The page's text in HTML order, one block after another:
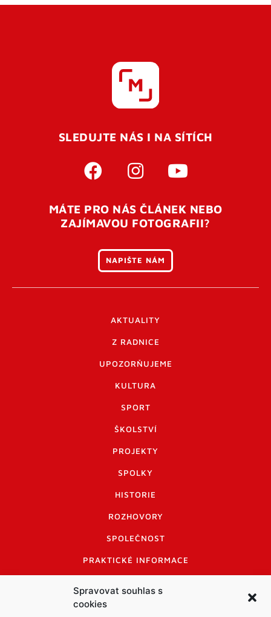
Spravovat souhlas s
cookies
SLEDUJTE NÁS I NA SÍTÍCH
MÁTE PRO NÁS ČLÁNEK NEBO
ZAJÍMAVOU FOTOGRAFII?
NAPIŠTE NÁM
AKTUALITY
Z RADNICE
UPOZORŇUJEME
KULTURA
SPORT
ŠKOLSTVÍ
PROJEKTY
SPOLKY
HISTORIE
ROZHOVORY
SPOLEČNOST
PRAKTICKÉ INFORMACE
INFORMACE A KODEX DISKUTUJÍCÍCH